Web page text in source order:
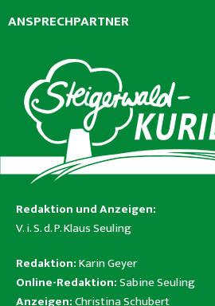
ANSPRECHPARTNER
Redaktion und Anzeigen:
V. i. S. d. P. Klaus Seuling
Redaktion:Karin Geyer
Online-Redaktion:Sabine Seuling
Anzeigen:Christina Schubert